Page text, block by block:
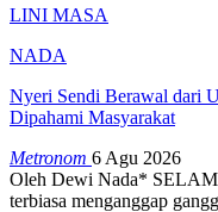
LINI MASA
NADA
Nyeri Sendi Berawal dari
Dipahami Masyarakat
Metronom 6 Agu 2026
Oleh Dewi Nada*
terbiasa menganggap